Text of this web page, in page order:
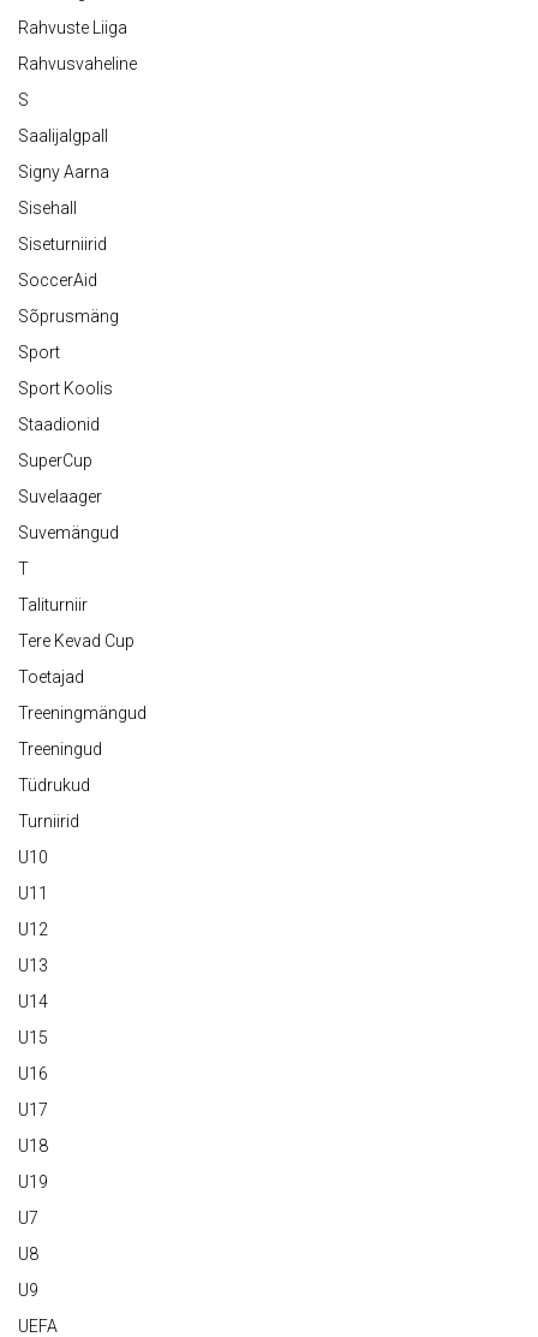
Rahvuste Liiga
Rahvusvaheline
S
Saalijalgpall
Signy Aarna
Sisehall
Siseturniirid
SoccerAid
Sõprusmäng
Sport
Sport Koolis
Staadionid
SuperCup
Suvelaager
Suvemängud
T
Taliturniir
Tere Kevad Cup
Toetajad
Treeningmängud
Treeningud
Tüdrukud
Turniirid
U10
U11
U12
U13
U14
U15
U16
U17
U18
U19
U7
U8
U9
UEFA